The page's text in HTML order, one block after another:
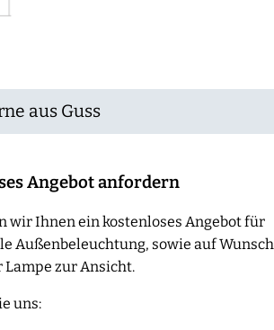
aus Guss
Angebot anfordern
wir Ihnen ein kostenloses Angebot für
Außenbeleuchtung, sowie auf Wunsch
Lampe zur Ansicht.
uns: